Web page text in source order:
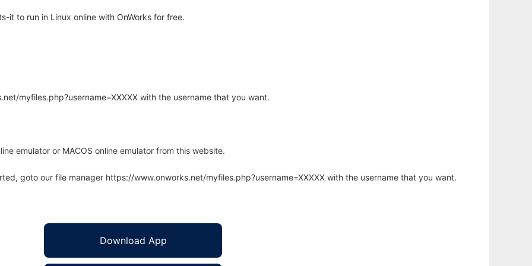
it to run in Linux online with OnWorks for free.
myfiles.php?username=XXXXX with the username that you want.
emulator or MACOS online emulator from this website.
goto our file manager https://www.onworks.net/myfiles.php?username=XXXXX with the username that you want.
Download App